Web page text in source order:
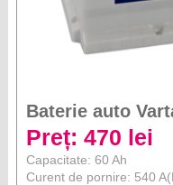
Baterie auto
Preț: 470 lei
Capacitate: 60 Ah
Curent de pornire: 540